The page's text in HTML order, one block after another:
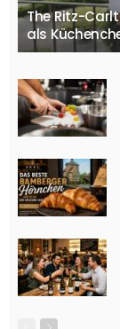
The Ritz-
als